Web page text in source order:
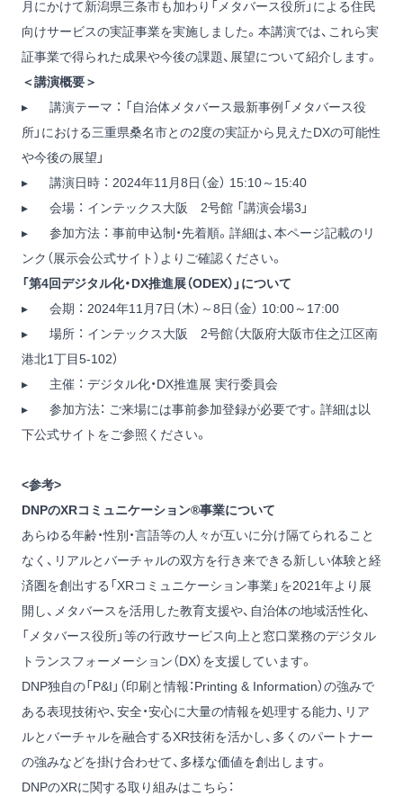
月にかけて新潟県三条市も加わり「メタバース役所」による住民
向けサービスの実証事業を実施しました。本講演では、これら実
証事業で得られた成果や今後の課題、展望について紹介します。
＜講演概要＞
▸ 講演テーマ ： 「自治体メタバース最新事例「メタバース役
所」における三重県桑名市との2度の実証から見えたDXの可能性
や今後の展望」
▸ 講演日時 ： 2024年11月8日（金） 15:10～15:40
▸ 会場 ： インテックス大阪 2号館 「講演会場3」
▸ 参加方法 ： 事前申込制・先着順。詳細は、本ページ記載のリ
ンク（展示会公式サイト）よりご確認ください。
「第4回デジタル化・DX推進展（ODEX）」について
▸ 会期 ： 2024年11月7日（木）～8日（金） 10:00～17:00
▸ 場所 ： インテックス大阪 2号館（大阪府大阪市住之江区南
港北1丁目5-102）
▸ 主催 ： デジタル化・DX推進展 実行委員会
▸ 参加方法： ご来場には事前参加登録が必要です。詳細は以
下公式サイトをご参照ください。
<参考>
DNPのXRコミュニケーション®事業について
あらゆる年齢・性別・言語等の人々が互いに分け隔てられること
なく、リアルとバーチャルの双方を行き来できる新しい体験と経
済圏を創出する「XRコミュニケーション事業」を2021年より展
開し、メタバースを活用した教育支援や、自治体の地域活性化、
「メタバース役所」等の行政サービス向上と窓口業務のデジタル
トランスフォーメーション（DX）を支援しています。
DNP独自の「P&I」（印刷と情報：Printing & Information）の強みで
ある表現技術や、安全・安心に大量の情報を処理する能力、リア
ルとバーチャルを融合するXR技術を活かし、多くのパートナー
の強みなどを掛け合わせて、多様な価値を創出します。
DNPのXRに関する取り組みはこちら：